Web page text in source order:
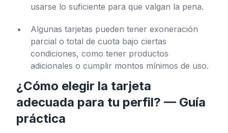
usarse lo suficiente para que valgan la pena.
Algunas tarjetas pueden tener exoneración
parcial o total de cuota bajo ciertas
condiciones, como tener productos
adicionales o cumplir montos mínimos de uso.
¿Cómo elegir la tarjeta
adecuada para tu perfil? — Guía
práctica